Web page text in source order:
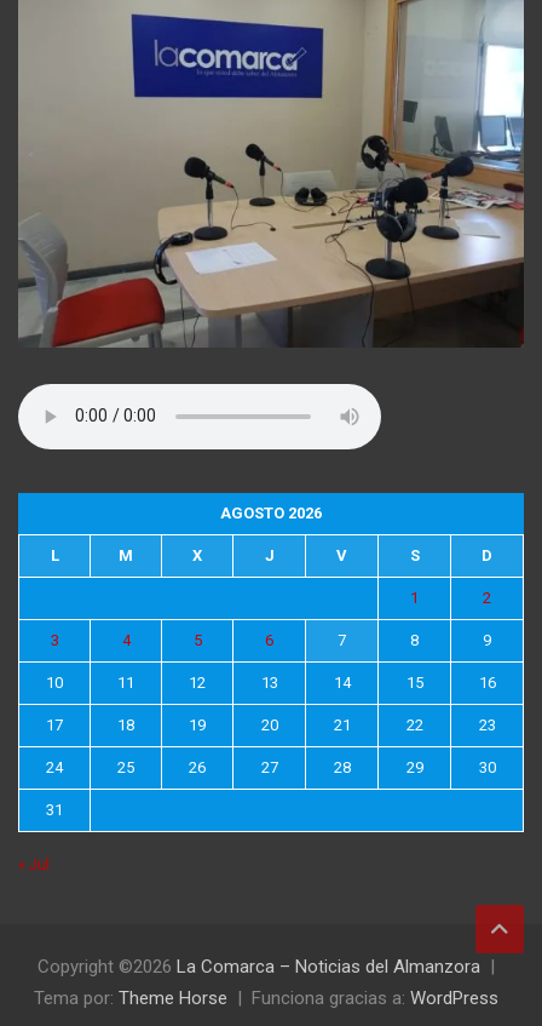
AGOSTO 2026
L M X J V S D
1 2
3 4 5 6 7 8 9
10 11 12 13 14 15 16
17 18 19 20 21 22 23
24 25 26 27 28 29 30
31
« Jul
Copyright ©2026 La Comarca – Noticias del Almanzora
Tema por: Theme Horse Funciona gracias a: WordPress